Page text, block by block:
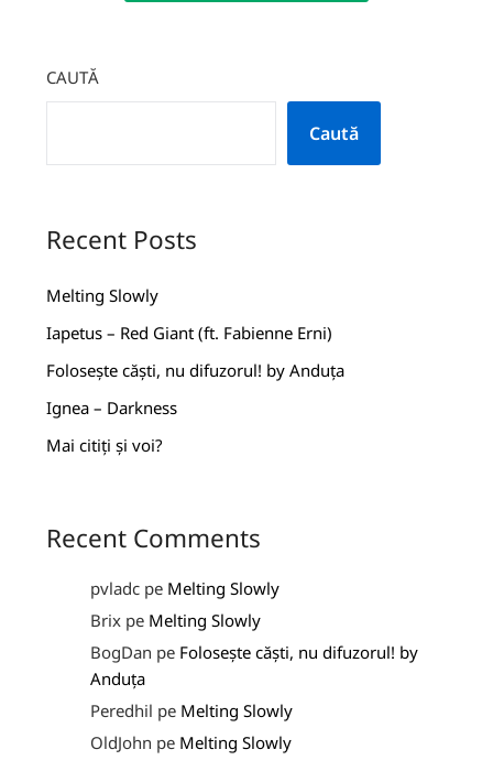
CAUTĂ
Caută
Recent Posts
Melting Slowly
Iapetus – Red Giant (ft. Fabienne Erni)
Folosește căști, nu difuzorul! by Anduța
Ignea – Darkness
Mai citiți și voi?
Recent Comments
pvladc pe Melting Slowly
Brix pe Melting Slowly
BogDan pe Folosește căști, nu difuzorul! by
Anduța
Peredhil pe Melting Slowly
OldJohn pe Melting Slowly